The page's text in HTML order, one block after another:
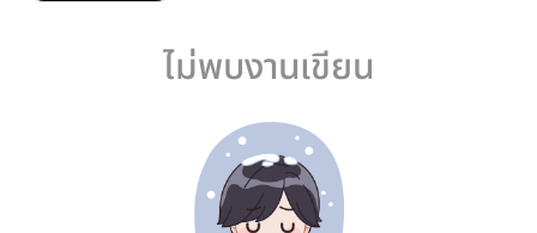
ไม่พบงานเขียน